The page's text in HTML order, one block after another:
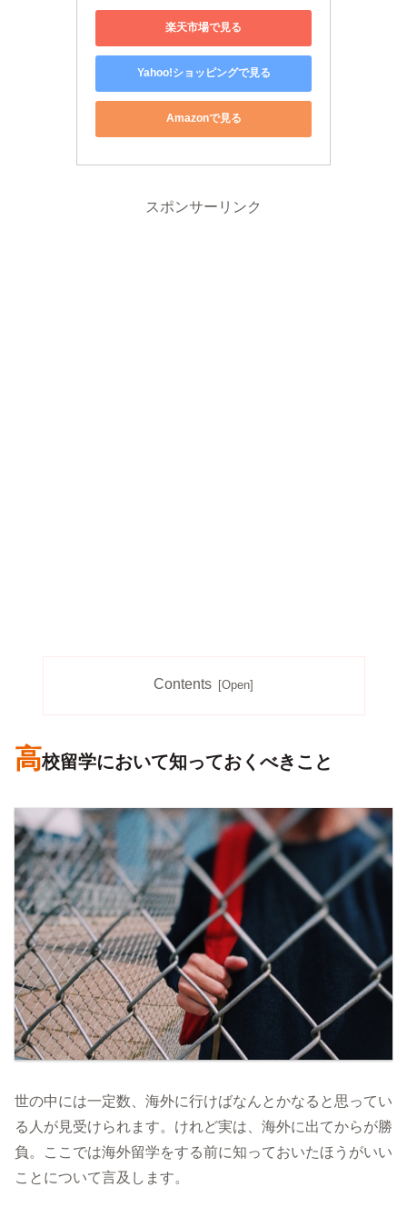
楽天市場で見る
Yahoo!ショッピングで見る
Amazonで見る
スポンサーリンク
Contents
高校留学において知っておくべきこと
世の中には一定数、海外に行けばなんとかなると思ってい
る人が見受けられます。けれど実は、海外に出てからが勝
負。ここでは海外留学をする前に知っておいたほうがいい
ことについて言及します。